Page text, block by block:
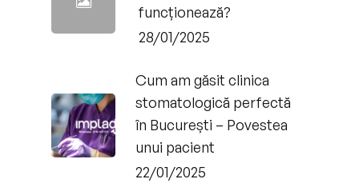
funcționează?
28/01/2025
Cum am găsit clinica
stomatologică perfectă
în București – Povestea
unui pacient
22/01/2025